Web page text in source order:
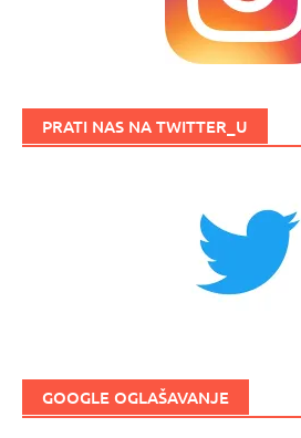
PRATI NAS NA TWITTER_U
GOOGLE OGLAŠAVANJE